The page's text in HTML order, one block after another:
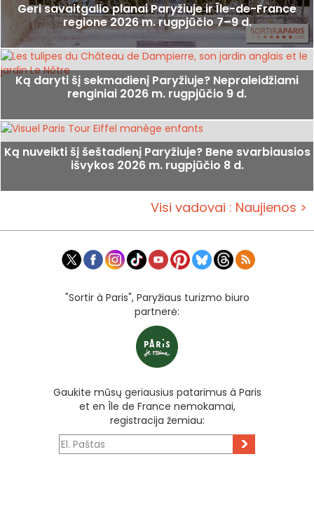
Geri savaitgalio planai Paryžiuje ir Île-de-France
regione 2026 m. rugpjūčio 7–9 d.
Ką daryti šį sekmadienį Paryžiuje? Nepraleidžiami
renginiai 2026 m. rugpjūčio 9 d.
Ką nuveikti šį šeštadienį Paryžiuje? Bene svarbiausios
išvykos 2026 m. rugpjūčio 8 d.
Visi vadovai : Naujienos >
"Sortir à Paris", Paryžiaus turizmo biuro
partnerė:
Gaukite mūsų geriausius patarimus à Paris
et en Île de France nemokamai,
registracija žemiau:
>